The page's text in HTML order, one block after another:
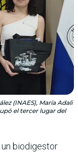
(INAES), María Adali
el tercer lugar del
biodigestor